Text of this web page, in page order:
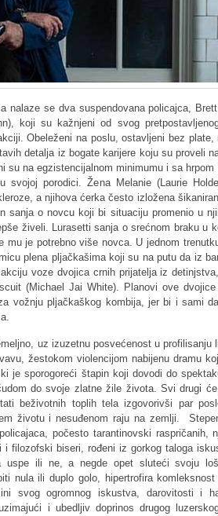
se dva suspendovana policajca,
koji su kažnjeni od svog
Obeleženi na poslu, ostavljeni bez
detalja iz bogate karijere koju su proveli
su na egzistencijalnom minimumu i sa
svojoj porodici. Žena Melanie (Laurie
a njihova ćerka često izložena
sanja o novcu koji bi situaciju promenio u
živeli. Lurasetti sanja o srećnom braku u
mu je potrebno više novca. U jednom
plena pljačkašima koji su na putu da iz
voze dvojica crnih prijatelja iz
(Michael Jai White). Planovi ove
vožnju pljačkaškog kombija, jer bi i sami
uz izuzetnu posvećenost u profilisanju
žestokom violencijom nabijenu dramu
je sporogoreći štapin koji dovodi do
do svoje zlatne žile života. Svi drugi
beživotnih toplih tela izgovorivši par
životu i nesuđenom raju na zemlji.
počesto tarantinovski
i filozofski biseri, rođeni iz gorkog taloga
uspe ili ne, a negde opet sluteći svoju
nula ili duplo golo, hipertrofira
svog ogromnog iskustva, darovitosti i
i ubedljiv doprinos drugog